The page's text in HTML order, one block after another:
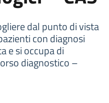
dal punto di vista
con diagnosi
e si occupa di
diagnostico –